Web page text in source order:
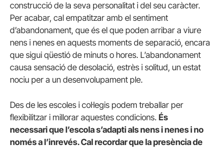
construcció de la seva personalitat i del seu caràcter.
Per acabar, cal empatitzar amb el sentiment
d’abandonament, que és el que poden arribar a viure
nens i nenes en aquests moments de separació, encara
que sigui qüestió de minuts o hores. L’abandonament
causa sensació de desolació, estrès i solitud, un estat
nociu per a un desenvolupament ple.
Des de les escoles i col·legis podem treballar per
flexibilitzar i millorar aquestes condicions. És
necessari que l’escola s’adapti als nens i nenes i no
només a l’inrevés. Cal recordar que la presència de